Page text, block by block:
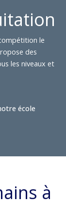
le
des
les niveaux et
école
à